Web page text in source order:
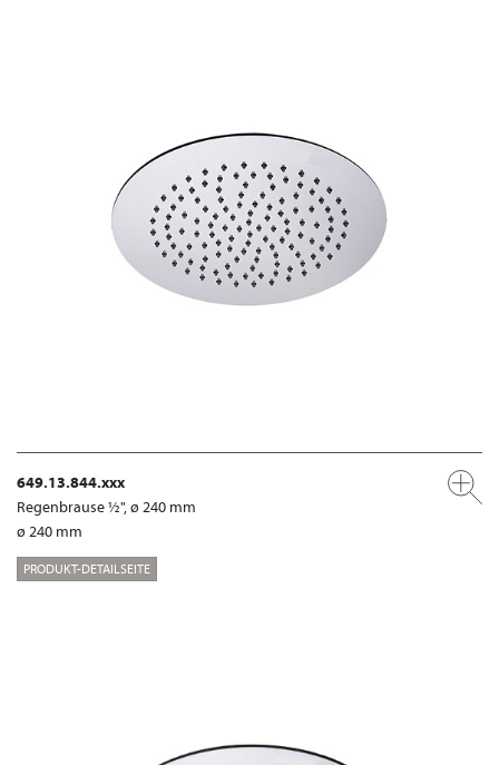
649.13.844.xxx
Regenbrause ½", ø 240 mm
ø 240 mm
PRODUKT-DETAILSEITE